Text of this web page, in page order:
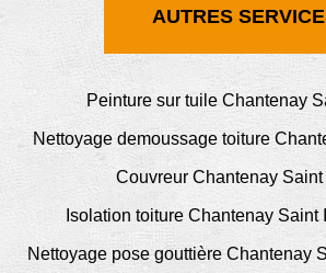
AUTRES
Peinture sur tuile Chantenay
Nettoyage demoussage toiture
Couvreur Chantenay Saint
Isolation toiture Chantenay Saint
Nettoyage pose gouttière Chantenay